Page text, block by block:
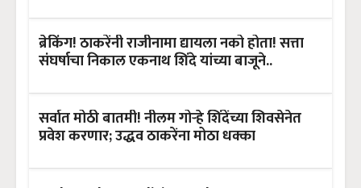
ब्रेकिंग! ठाकरेंनी राजीनामा द्यायला नको होता! सत्ता
संघर्षाचा निकाल एकनाथ शिंदे यांच्या बाजूने..
सर्वात मोठी बातमी! नीलम गोऱ्हे शिंदेंच्या शिवसेनेत
प्रवेश करणार; उद्धव ठाकरेंना मोठा धक्का